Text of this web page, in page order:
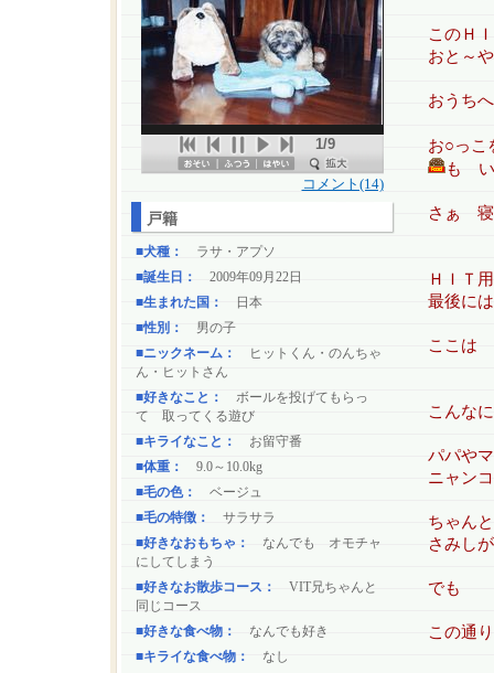
1/9
コメント(14)
戸籍
■犬種：
ラサ・アプソ
■誕生日： 2009年09月22日
■生まれた国：
日本
■性別：
男の子
■ニックネーム：
ヒットくん・のんちゃ
ん・ヒットさん
■好きなこと： ボールを投げてもらっ
て 取ってくる遊び
■キライなこと：
お留守番
■体重： 9.0～10.0kg
■毛の色： ベージュ
■毛の特徴： サラサラ
■好きなおもちゃ：
なんでも オモチャ
にしてしまう
■好きなお散歩コース： VIT兄ちゃんと
同じコース
■好きな食べ物：
なんでも好き
■キライな食べ物：
なし
このＨ
おと～
おうち
お○っ
も い
さぁ
ＨＩＴ
最後に
ここは
こんな
パパや
ニャン
ちゃん
さみし
でも
この通り